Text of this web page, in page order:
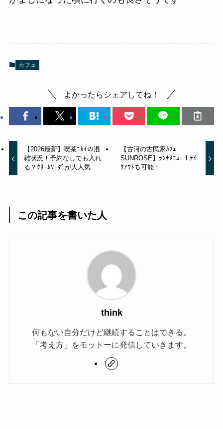
カフェ
よかったらシェアしてね！
【2026最新】喫茶ﾆｶｲの混
雑状況！予約なしでも入れ
る？ｸﾘｰﾑｿｰﾀﾞが大人気
【古河の古民家ｶﾌｪ
SUNROSE】ﾗﾝﾁﾒﾆｭｰ！ﾃｲ
ｸｱｳﾄも可能！
この記事を書いた人
think
何もない自分だけど継続することはできる。
「考え方」をモットーに発信していきます。